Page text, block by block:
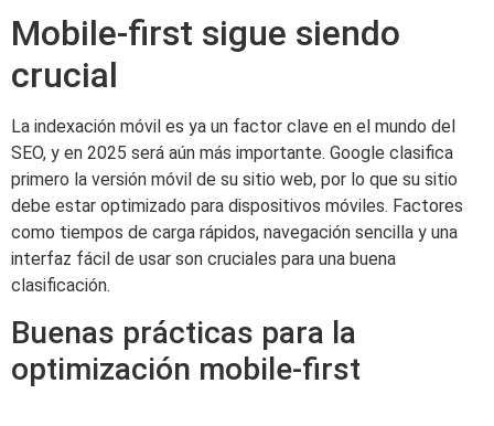
Mobile-first sigue siendo
crucial
La indexación móvil es ya un factor clave en el mundo del
SEO, y en 2025 será aún más importante. Google clasifica
primero la versión móvil de su sitio web, por lo que su sitio
debe estar optimizado para dispositivos móviles. Factores
como tiempos de carga rápidos, navegación sencilla y una
interfaz fácil de usar son cruciales para una buena
clasificación.
Buenas prácticas para la
optimización mobile-first